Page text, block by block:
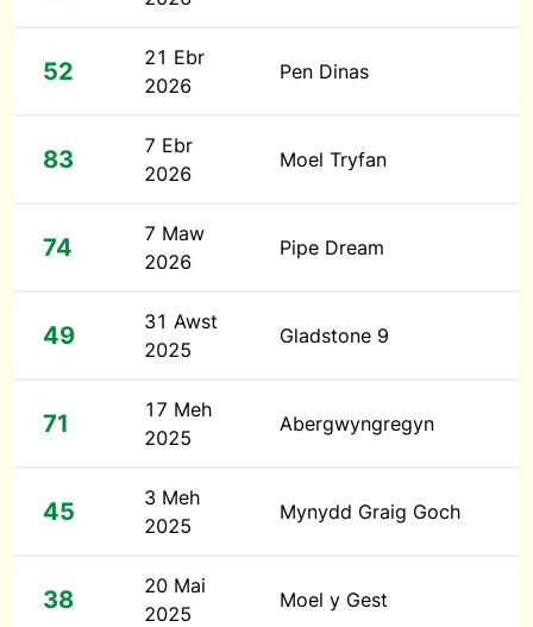
52
21 Ebr
2026
Pen Dinas
83
7 Ebr
2026
Moel Tryfan
74
7 Maw
2026
Pipe Dream
49
31 Awst
2025
Gladstone 9
71
17 Meh
2025
Abergwyngregyn
45
3 Meh
2025
Mynydd Graig Goch
38
20 Mai
2025
Moel y Gest